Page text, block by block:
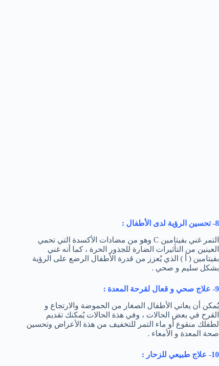
8- تحسين الرؤية لدى الأطفال :
التمر غني بفيتامين C وهو من مضادات الأكسدة التي تحمي
العينين من التأثيرات الضارة للجذور الحرة ، كما أنه غني
بفيتامين ( أ ) الذي يُعزز من قدرة الأطفال الرضع على الرؤية
بشكل سليم و صحي .
9- علاج صحي و قعال لقرحة المعدة :
يُمكن أن يعاني الأطفال الصغار من الحموضة والارتجاع و
القرح في بعض الحالات ، وفي هذة الحالات يُمكنك تقديم
لطفلك منقوع أو ماء التمر للتخفيف من هذة الأعراض وتحسين
صحة المعدة و الأمعاء .
10- علاج طبيعي للزحار :